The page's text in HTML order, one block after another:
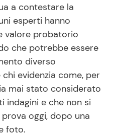
a contestare la
esperti hanno
valore probatorio
che potrebbe essere
diverso
chi evidenzia come, per
mai stato considerato
indagini e che non si
oggi, dopo una
foto.